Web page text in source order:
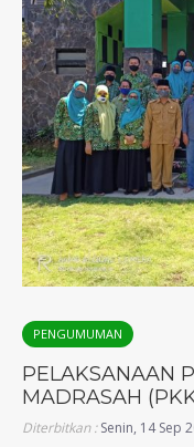
PENGUMUMAN
PELAKSANAAN
MADRASAH
Diterbitkan :Senin, 14 Sep